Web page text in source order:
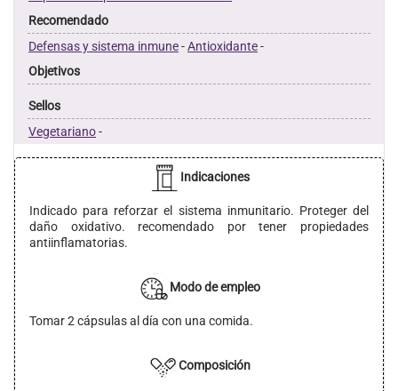
Recomendado
Defensas y sistema inmune-Antioxidante-
Objetivos
Sellos
Vegetariano-
Indicaciones
Indicado para reforzar el sistema inmunitario. Proteger del
daño oxidativo. recomendado por tener propiedades
antiinflamatorias.
Modo de empleo
Tomar 2 cápsulas al día con una comida.
Composición